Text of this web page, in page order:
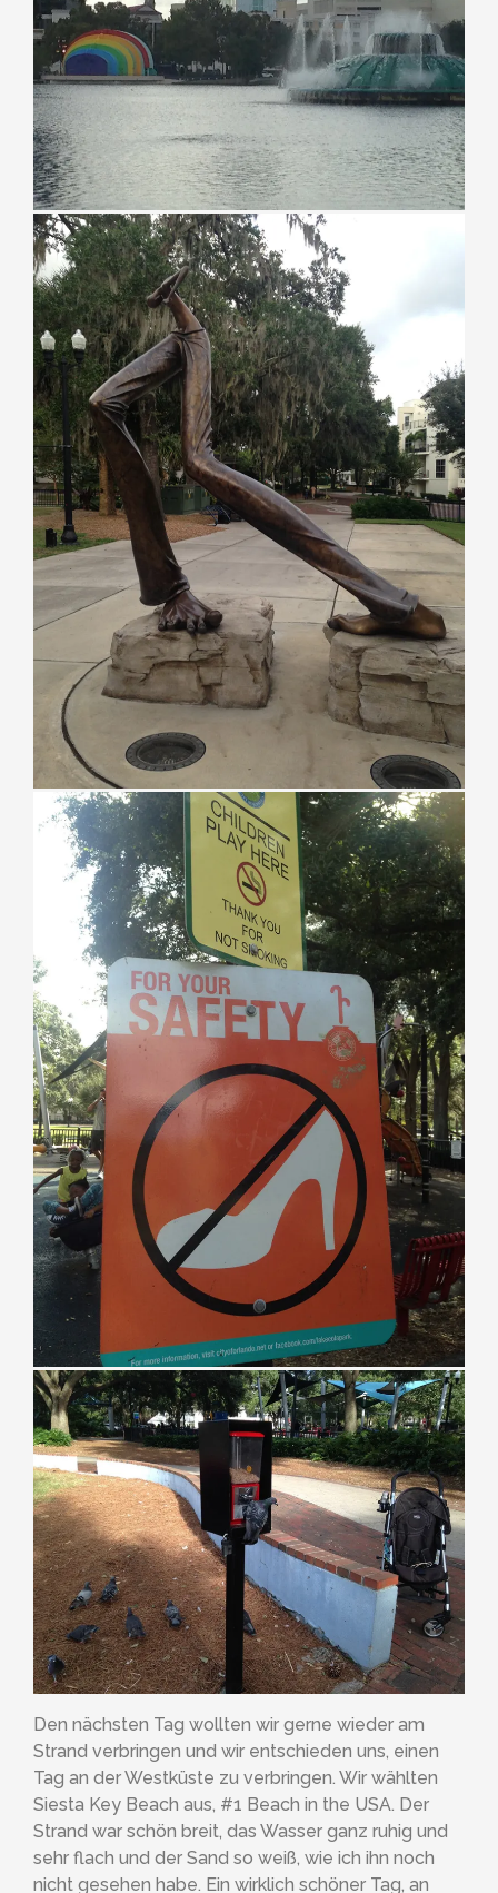
Den nächsten Tag wollten wir gerne wieder am
Strand verbringen und wir entschieden uns, einen
Tag an der Westküste zu verbringen. Wir wählten
Siesta Key Beach aus, #1 Beach in the USA. Der
Strand war schön breit, das Wasser ganz ruhig und
sehr flach und der Sand so weiß, wie ich ihn noch
nicht gesehen habe. Ein wirklich schöner Tag, an